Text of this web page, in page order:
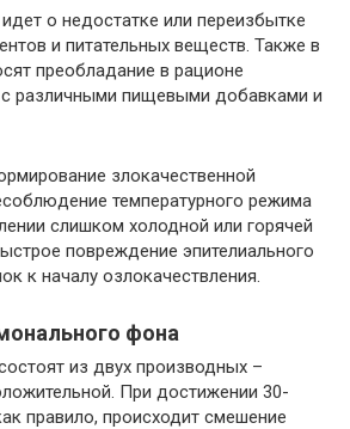
о недостатке или переизбытке
и питательных веществ. Также в
преобладание в рационе
с различными пищевыми добавками и
злокачественной
температурного режима
слишком холодной или горячей
повреждение эпителиального
к началу озлокачествления.
фона
из двух производных –
При достижении 30-
правило, происходит смешение